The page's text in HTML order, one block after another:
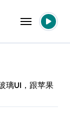
璃UI，跟苹果